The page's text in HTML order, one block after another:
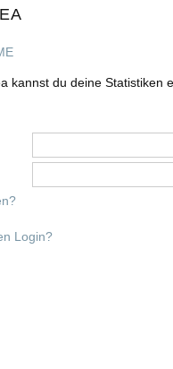
kannst du deine Statistiken
Login?